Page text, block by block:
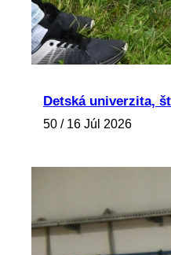
Detská univerzita,
50 / 16 Júl 2026